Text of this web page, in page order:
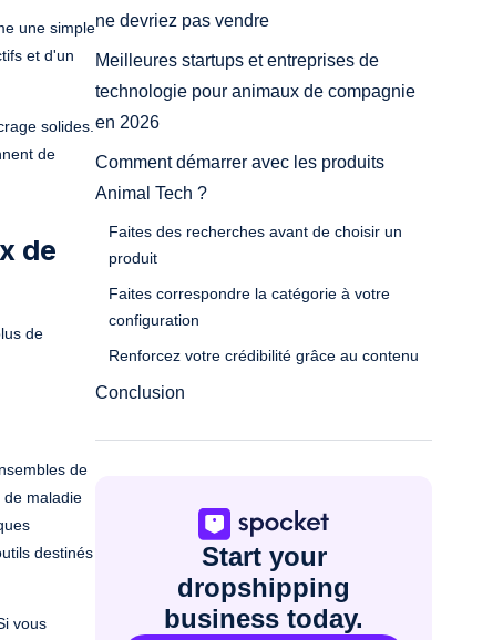
une simple
et d'un
solides.
de
de
de
de
maladie
destinés
vous
ne devriez pas vendre
Meilleures startups et entreprises de
technologie pour animaux de compagnie
en 2026
Comment démarrer avec les produits
Animal Tech ?
Faites des recherches avant de choisir un
produit
Faites correspondre la catégorie à votre
configuration
Renforcez votre crédibilité grâce au contenu
Conclusion
Start your
dropshipping
business today.